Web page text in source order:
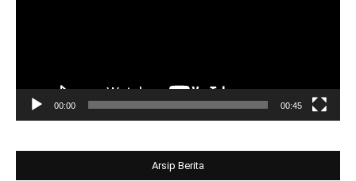
00:00 00:45
Arsip Berita